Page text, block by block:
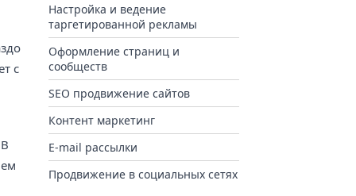
с
Настройка и ведение
таргетированной рекламы
Оформление страниц и
сообществ
SEO продвижение сайтов
Контент маркетинг
E-mail рассылки
Продвижение в социальных сетях